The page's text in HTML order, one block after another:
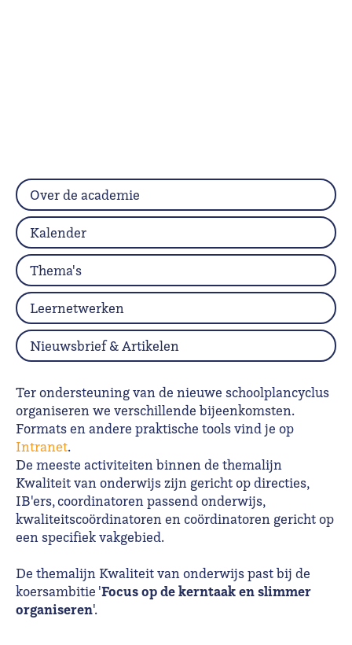
Ter ondersteuning van de nieuwe schoolplancyclus
organiseren we verschillende bijeenkomsten.
Formats en andere praktische tools vind je op
Intranet.
De meeste activiteiten binnen de themalijn
Kwaliteit van onderwijs zijn gericht op directies,
IB'ers, coordinatoren passend onderwijs,
kwaliteitscoördinatoren en coördinatoren gericht op
een specifiek vakgebied.
De themalijn Kwaliteit van onderwijs past bij de
koersambitie 'Focus op de kerntaak en slimmer
organiseren'.
Over de academie
Kalender
Thema's
Leernetwerken
Nieuwsbrief & Artikelen